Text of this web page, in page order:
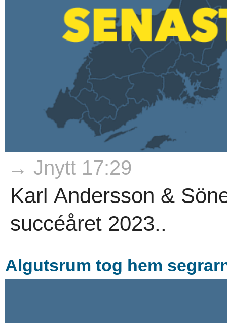
→ Jnytt 17:29
Karl Andersson &
succéåret 2023..
Algutsrum tog hem